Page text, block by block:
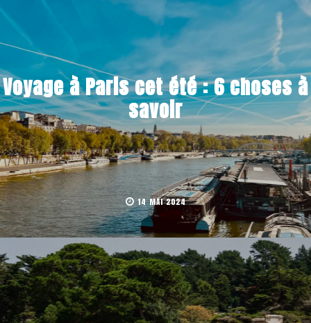
Voyage à Paris cet été : 6 choses à
savoir
14 MAI 2024